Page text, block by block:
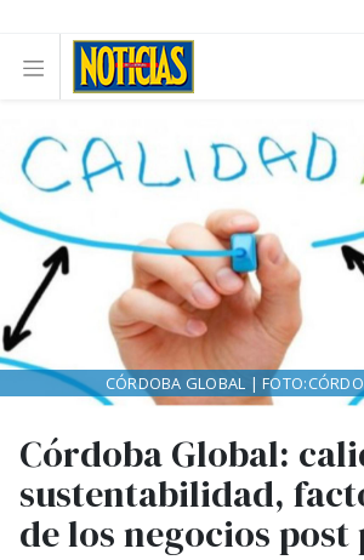
Córdoba Global:
sustentabilidad,
de los negocios
CÓRDOBA GLOBAL |